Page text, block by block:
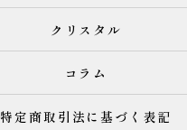
クリスタル
コラム
特定商取引法に基づく表記